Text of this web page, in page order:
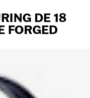
DE 18
FORGED